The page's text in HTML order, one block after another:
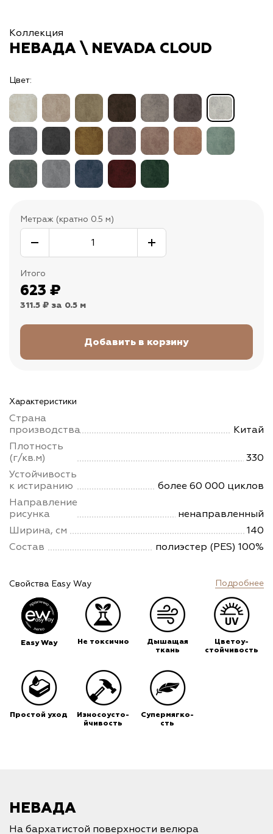
Коллекция
НЕВАДА \ NEVADA CLOUD
Цвет:
Метраж (кратно 0.5 м)
Итого
623 ₽
311.5 ₽ за 0.5 м
Характеристики
Страна
производства
Китай
Плотность
(г/кв.м)
330
Устойчивость
к истиранию
более 60 000 циклов
Направление
рисунка
ненаправленный
Ширина, см
140
Состав
полиэстер (PES) 100%
Свойства Easy Way Подробнее
Easy Way Не токсично
Дышащая
ткань
Цветоу-
стойчивость
Простой уход
Износоусто-
йчивость
Супермягко-
сть
НЕВАДА
На бархатистой поверхности велюра